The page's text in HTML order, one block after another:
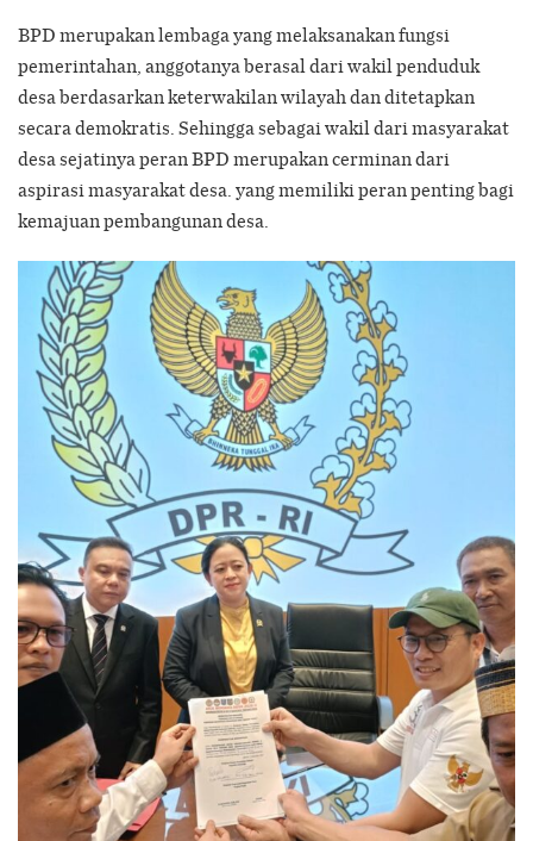
BPD merupakan lembaga yang melaksanakan fungsi
pemerintahan, anggotanya berasal dari wakil penduduk
desa berdasarkan keterwakilan wilayah dan ditetapkan
secara demokratis. Sehingga sebagai wakil dari masyarakat
desa sejatinya peran BPD merupakan cerminan dari
aspirasi masyarakat desa. yang memiliki peran penting bagi
kemajuan pembangunan desa.